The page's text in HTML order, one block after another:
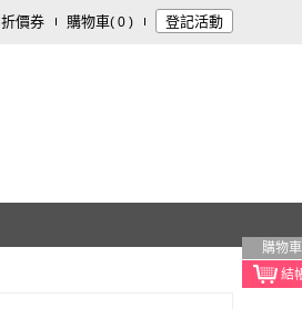
折價券 購物車( 0 ) 登記活動
購物車